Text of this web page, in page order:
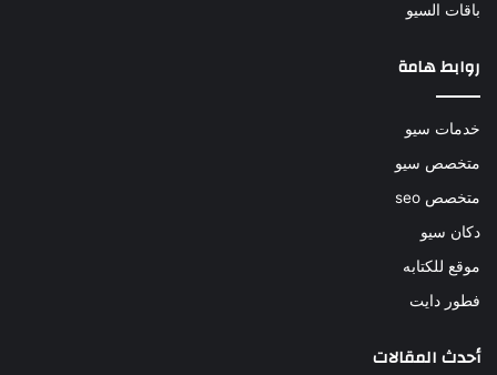
باقات السيو
روابط هامة
خدمات سيو
متخصص سيو
متخصص seo
دكان سيو
موقع للكتابه
فطور دايت
أحدث المقالات